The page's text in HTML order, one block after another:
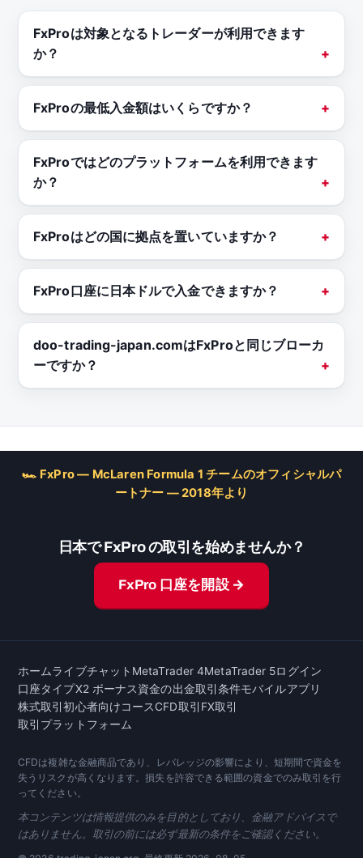
FxProは対象となるトレーダーが利用できます
か？
FxProの最低入金額はいくらですか？
FxProではどのプラットフォームを利用できます
か？
FxProはどの国に拠点を置いていますか？
FxPro口座に日本ドルで入金できますか？
doo-trading-japan.comはFxProと同じブローカ
ーですか？
🏎 FxPro — McLaren Formula 1 チームのオフィシャルパ
ートナー — 2018年より
日本で FxPro の取引を始めませんか？
FxPro 口座を開設 →
ホームライブチャット MetaTrader 4MetaTrader 5ログイン
口座タイプX2 ボーナス資金の出金取引条件モバイルアプリ
株式取引初心者向けコースCFD取引 FX取引
取引プラットフォーム
CFDは複雑な金融商品であり、レバレッジの影響により、短期間で資金を
失うリスクが高くなります。損失を許容できる範囲の資金でのみ取引を行
ってください。
本コンテンツは情報提供のみを目的としており、金融アドバイスで
はありません。取引の前には必ず最新の条件をご確認ください。